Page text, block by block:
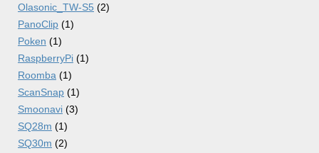
Olasonic_TW-S5 (2)
PanoClip (1)
Poken (1)
RaspberryPi (1)
Roomba (1)
ScanSnap (1)
Smoonavi (3)
SQ28m (1)
SQ30m (2)